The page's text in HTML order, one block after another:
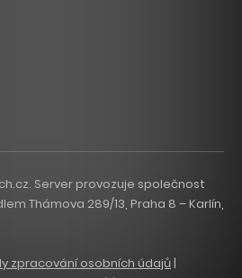
Server provozuje společnost
Thámova 289/13, Praha 8 – Karlín,
zpracování osobních údajů |